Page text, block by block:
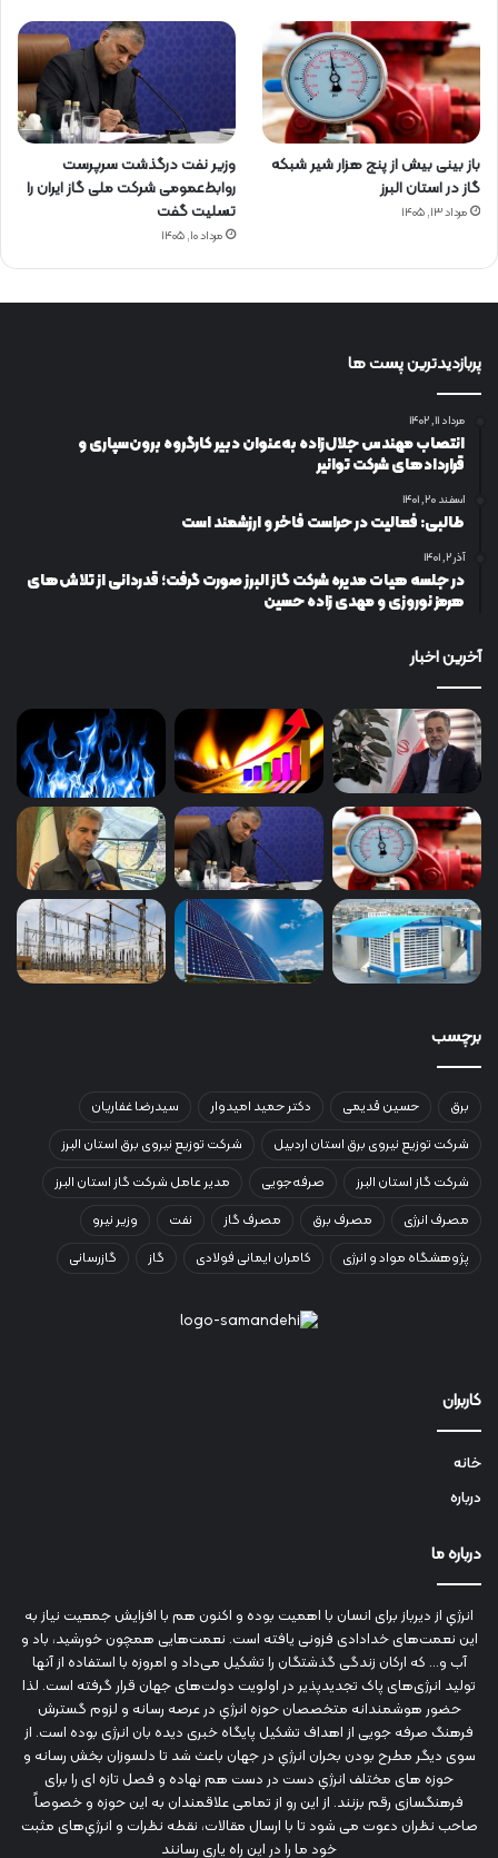
باز بینی بیش از پنج هزار شیر شبکه
گاز در استان البرز
مرداد ۱۳, ۱۴۰۵
وزیر نفت درگذشت سرپرست
روابط‌عمومی شرکت ملی گاز ایران را
تسلیت گفت
مرداد ۱۰, ۱۴۰۵
پربازدیدترین پست ها
مرداد ۱۱, ۱۴۰۲
انتصاب مهندس جلال‌زاده به‌عنوان دبیر كارگروه برون‌سپاری و
قراردادهای شركت توانیر
اسفند ۲۰, ۱۴۰۱
طالبی: فعالیت در حراست فاخر و ارزشمند است
آذر ۲, ۱۴۰۱
در جلسه هیات مدیره شرکت گاز البرز صورت گرفت؛ قدردانی از تلاش‌های
هرمز نوروزی و مهدی زاده حسین
آخرین اخبار
برچسب
برق حسین قدیمی دکتر حمید امیدوار
سیدرضا غفاریان
شرکت توزیع نیروی برق استان اردبیل
شرکت توزیع نیروی برق استان البرز
شرکت گاز استان البرز
صرفه‌جویی
مدیر عامل شرکت گاز استان البرز
مصرف انرژی
مصرف برق مصرف گاز نفت
وزیر نیرو
پژوهشگاه مواد و انرژی
کامران ایمانی فولادی گاز گازرسانی
کاربران
خانه
درباره
درباره ما
انرژي‌ از دیرباز برای انسان با اهمیت بوده و اکنون هم با افزایش جمعیت نیاز به
این نعمت‌های خدادادی فزونی یافته است. نعمت‌هایی همچون خورشید، باد و
آب و... که ارکان زندگی گذشتگان را تشکیل می‌داد و امروزه با استفاده از آنها
تولید انرژی‌های پاک تجدیدپذیر در اولویت دولت‌های جهان قرار گرفته است. لذا
حضور هوشمندانه متخصصان حوزه انرژي در عرصه رسانه و لزوم گسترش
فرهنگ صرفه جویی از اهداف تشکیل پایگاه خبری دیده بان انرژی بوده است. از
سوی دیگر مطرح بودن بحران انرژي در جهان باعث شد تا دلسوزان بخش رسانه و
حوزه های مختلف انرژي دست در دست هم نهاده و فصل تازه ای را برای
فرهنگسازی رقم بزنند. از این رو از تمامی علاقمندان به این حوزه و خصوصاً
صاحب نظران دعوت می شود تا با ارسال مقالات، نقطه نظرات و انرژي‌های مثبت
خود ما را در این راه یاری رسانند